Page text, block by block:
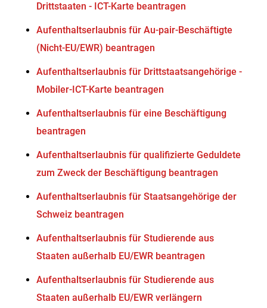
Drittstaaten - ICT-Karte beantragen
Aufenthaltserlaubnis für Au-pair-Beschäftigte
(Nicht-EU/EWR) beantragen
Aufenthaltserlaubnis für Drittstaatsangehörige -
Mobiler-ICT-Karte beantragen
Aufenthaltserlaubnis für eine Beschäftigung
beantragen
Aufenthaltserlaubnis für qualifizierte Geduldete
zum Zweck der Beschäftigung beantragen
Aufenthaltserlaubnis für Staatsangehörige der
Schweiz beantragen
Aufenthaltserlaubnis für Studierende aus
Staaten außerhalb EU/EWR beantragen
Aufenthaltserlaubnis für Studierende aus
Staaten außerhalb EU/EWR verlängern